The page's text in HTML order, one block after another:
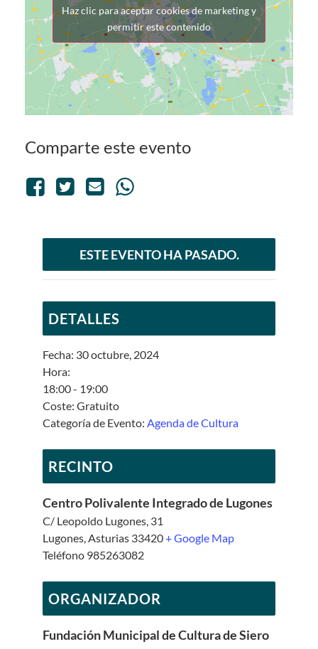
Haz clic para aceptar cookies de marketing y
permitir este contenido
Comparte este evento
ESTE EVENTO HA PASADO.
DETALLES
Fecha: 30 octubre, 2024
Hora:
18:00 - 19:00
Coste: Gratuito
Categoría de Evento: Agenda de Cultura
RECINTO
Centro Polivalente Integrado de Lugones
C/ Leopoldo Lugones, 31
Lugones,Asturias 33420+ Google Map
Teléfono 985263082
ORGANIZADOR
Fundación Municipal de Cultura de Siero